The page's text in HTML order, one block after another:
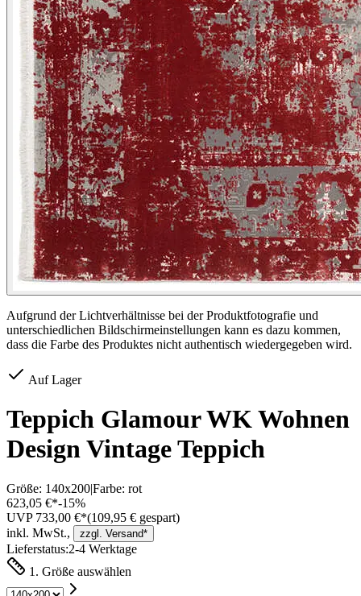
Aufgrund der Lichtverhältnisse bei der Produktfotografie und
unterschiedlichen Bildschirmeinstellungen kann es dazu kommen,
dass die Farbe des Produktes nicht authentisch wiedergegeben wird.
Auf Lager
Teppich Glamour WK Wohnen
Design Vintage Teppich
Größe: 140x200|Farbe: rot
623,05 €*-15%
UVP 733,00 €*(109,95 € gespart)
inkl. MwSt.,
zzgl. Versand*
Lieferstatus:2-4 Werktage
1. Größe auswählen